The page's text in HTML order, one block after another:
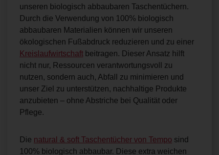
unseren biologisch abbaubaren Taschentüchern.
Durch die Verwendung von 100% biologisch
abbaubaren Materialien können wir unseren
ökologischen Fußabdruck reduzieren und zu einer
Kreislaufwirtschaft beitragen. Dieser Ansatz hilft
nicht nur, Ressourcen verantwortungsvoll zu
nutzen, sondern auch, Abfall zu minimieren und
unser Ziel zu unterstützen, nachhaltige Produkte
anzubieten – ohne Abstriche bei Qualität oder
Pflege.
Die natural & soft Taschentücher von Tempo sind
100% biologisch abbaubar. Diese extra weichen